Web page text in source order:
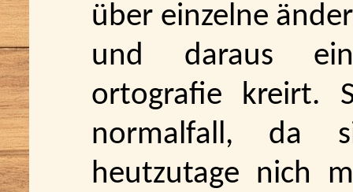
über einzelne
und daraus
ortografie kreirt.
normalfall, da
heutzutage nich